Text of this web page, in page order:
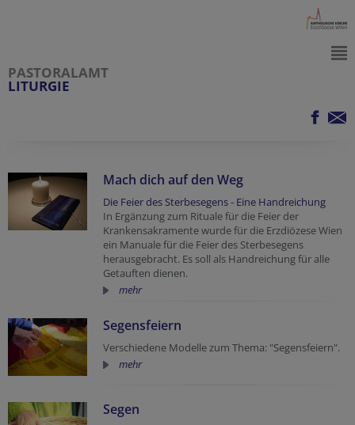
PASTORALAMT
LITURGIE
Mach dich auf den Weg
Die Feier des Sterbesegens - Eine Handreichung
In Ergänzung zum Rituale für die Feier der
Krankensakramente wurde für die Erzdiözese Wien
ein Manuale für die Feier des Sterbesegens
herausgebracht. Es soll als Handreichung für alle
Getauften dienen.
mehr
Segensfeiern
Verschiedene Modelle zum Thema: "Segensfeiern".
mehr
Segen